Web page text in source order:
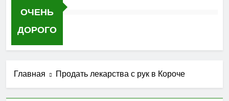
ОЧЕНЬ
ДОРОГО
Главная Продать лекарства с рук в Короче